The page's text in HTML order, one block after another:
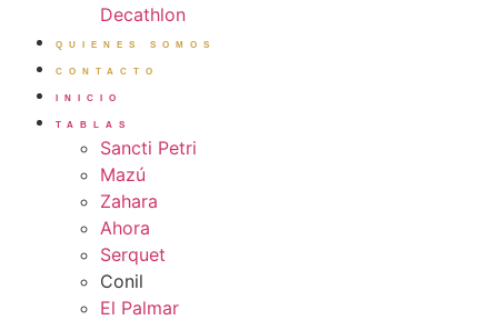
Decathlon
QUIENES SOMOS
CONTACTO
INICIO
TABLAS
Sancti Petri
Mazú
Zahara
Ahora
Serquet
Conil
El Palmar